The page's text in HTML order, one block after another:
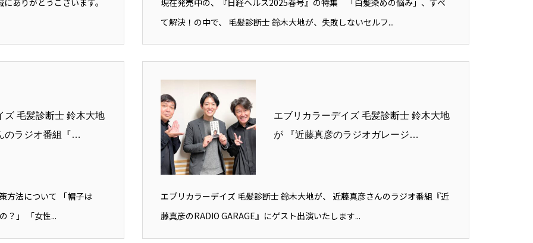
て解決！の中で、 毛髪診断士 鈴木大地が、失敗しないセルフ...
ズ 毛髪診断士 鈴木大地
のラジオ番組『…
方法について 「帽子は
？」 「女性...
エブリカラーデイズ 毛髪診断士 鈴木大地
が 『近藤真彦のラジオガレージ…
エブリカラーデイズ 毛髪診断士 鈴木大地が、 近藤真彦さんのラジオ番組『近
藤真彦のRADIO GARAGE』にゲスト出演いたします...